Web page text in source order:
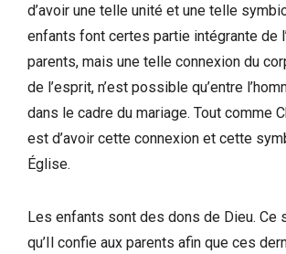
d’avoir une telle unité et une telle
enfants font certes partie intégrante de
parents, mais une telle connexion du
de l’esprit, n’est possible qu’entre
dans le cadre du mariage. Tout comme
est d’avoir cette connexion et cette
Église.
Les enfants sont des dons de Dieu. Ce
qu’Il confie aux parents afin que ces